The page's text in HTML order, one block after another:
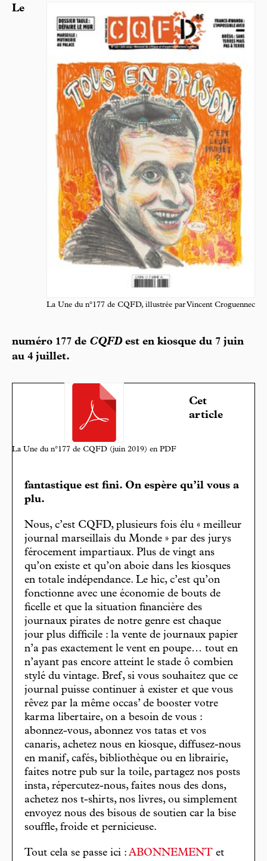
La Une du n°177 de CQFD, illustrée par Vincent Croguennec
Le
numéro 177 de CQFDest en kiosque du 7 juin
au 4 juillet.
La Une du n°177 de CQFD (juin 2019) en PDF
Cet
article
fantastique est fini. On espère qu’il vous a
plu.
Nous, c’est CQFD, plusieurs fois élu « meilleur
journal marseillais du Monde » par des jurys
férocement impartiaux. Plus de vingt ans
qu’on existe et qu’on aboie dans les kiosques
en totale indépendance. Le hic, c’est qu’on
fonctionne avec une économie de bouts de
ficelle et que la situation financière des
journaux pirates de notre genre est chaque
jour plus difficile : la vente de journaux papier
n’a pas exactement le vent en poupe… tout en
n’ayant pas encore atteint le stade ô combien
stylé du vintage. Bref, si vous souhaitez que ce
journal puisse continuer à exister et que vous
rêvez par la même occas’ de booster votre
karma libertaire, on a besoin de vous :
abonnez-vous, abonnez vos tatas et vos
canaris, achetez nous en kiosque, diffusez-nous
en manif, cafés, bibliothèque ou en librairie,
faites notre pub sur la toile, partagez nos posts
insta, répercutez-nous, faites nous des dons,
achetez nos t-shirts, nos livres, ou simplement
envoyez nous des bisous de soutien car la bise
souffle, froide et pernicieuse.
Tout cela se passe ici : ABONNEMENT et